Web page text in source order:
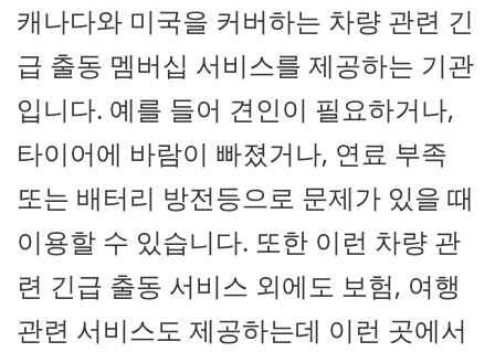
캐나다와 미국을 커버하는 차량 관련 긴
급 출동 멤버십 서비스를 제공하는 기관
입니다. 예를 들어 견인이 필요하거나,
타이어에 바람이 빠졌거나, 연료 부족
또는 배터리 방전등으로 문제가 있을 때
이용할 수 있습니다. 또한 이런 차량 관
련 긴급 출동 서비스 외에도 보험, 여행
관련 서비스도 제공하는데 이런 곳에서